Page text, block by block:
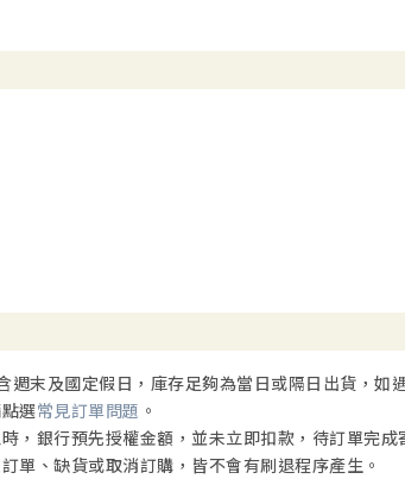
週末及國定假日，庫存足夠為當日或隔日出貨，如
選常見訂單問題 。
，銀行預先授權金額，並未立即扣款，待訂單完
單、缺貨或取消訂購，皆不會有刷退程序產生。